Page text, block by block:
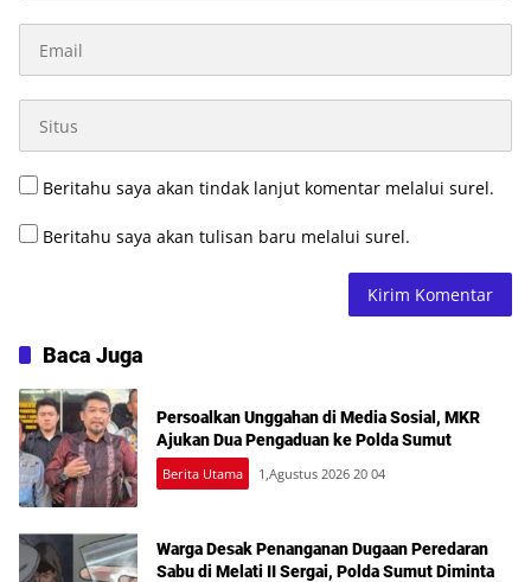
Beritahu saya akan tindak lanjut komentar melalui surel.
Beritahu saya akan tulisan baru melalui surel.
Baca Juga
Persoalkan Unggahan di Media Sosial, MKR
Ajukan Dua Pengaduan ke Polda Sumut
Berita Utama 1,Agustus 2026 20 04
Warga Desak Penanganan Dugaan Peredaran
Sabu di Melati II Sergai, Polda Sumut Diminta